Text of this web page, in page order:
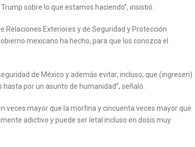
sobre lo que estamos haciendo”, insistió.
Relaciones Exteriores y de Seguridad y Protección
mexicano ha hecho, para que los conozca el
de México y además evitar, incluso, que (ingresen)
por un asunto de humanidad”, señaló.
veces mayor que la morfina y cincuenta veces mayor que
adictivo y puede ser letal incluso en dosis muy